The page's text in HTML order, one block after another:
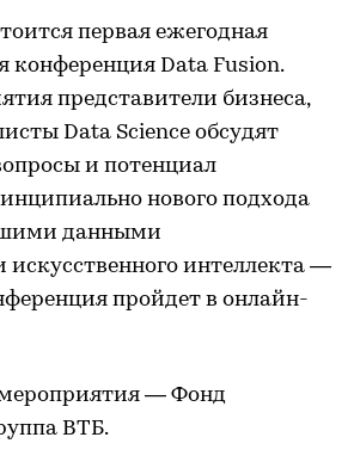
первая ежегодная
конференция Data Fusion.
представители бизнеса,
Data Science обсудят
и потенциал
нового подхода
данными
искусственного интеллекта —
пройдет в онлайн-
— Фонд
ВТБ.